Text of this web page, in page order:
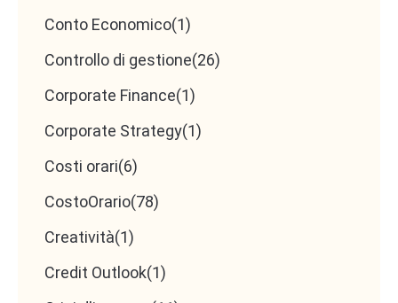
Conto Economico(1)
Controllo di gestione(26)
Corporate Finance(1)
Corporate Strategy(1)
Costi orari(6)
CostoOrario(78)
Creatività(1)
Credit Outlook(1)